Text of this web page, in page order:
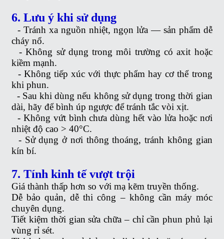
6. Lưu ý khi sử dụng
- Tránh xa nguồn nhiệt, ngọn lửa — sản phẩm dễ
cháy nổ.
-Không sử dụng trong môi trường có axit hoặc
kiềm mạnh.
- Không tiếp xúc với thực phẩm hay cơ thể trong
khi phun.
- Sau khi dùng nếu không sử dụng trong thời gian
dài, hãy để bình úp ngược để tránh tắc vòi xịt.
- Không vứt bình chưa dùng hết vào lửa hoặc nơi
nhiệt độ cao > 40°C.
- Sử dụng ở nơi thông thoáng, tránh không gian
kín bí.
7. Tính kinh tế vượt trội
Giá thành thấp hơn so với mạ kẽm truyền thống.
Dễ bảo quản, dễ thi công – không cần máy móc
chuyên dụng.
Tiết kiệm thời gian sửa chữa – chỉ cần phun phủ lại
vùng rỉ sét.